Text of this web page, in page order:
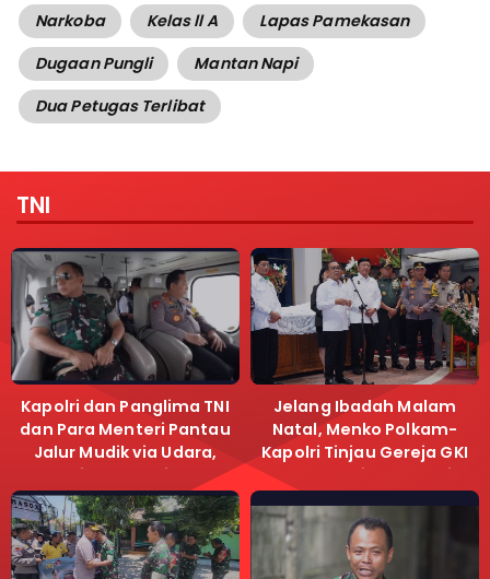
Narkoba Kelas ll A
Lapas Pamekasan
Dugaan Pungli
Mantan Napi
Dua Petugas Terlibat
TNI
Kapolri dan Panglima TNI
dan Para Menteri Pantau
Jalur Mudik via Udara,
Pastikan Lalu Lintas
Lancar
Jelang Ibadah Malam
Natal, Menko Polkam-
Kapolri Tinjau Gereja GKI
Samanhudi dan Gereja